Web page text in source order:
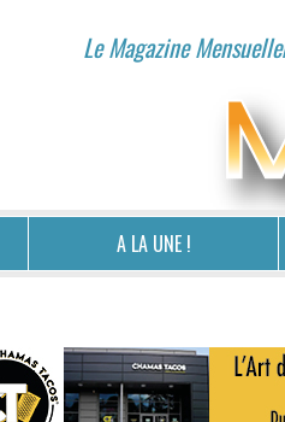
Le Magazine
A LA UNE !